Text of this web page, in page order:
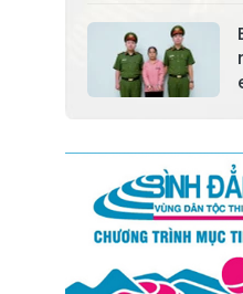
Xã Trấn Yên
Xã Lương
Xã Quy Mông
Xã Hợp Thành
Xã Xuân
Quang